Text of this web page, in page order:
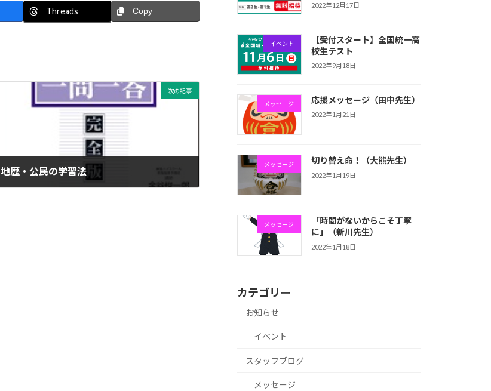
Threads Copy
次の記事
地歴・公民の学習法
2022年12月17日
イベント
【受付スタート】全国統一高
校生テスト
2022年9月18日
メッセージ 応援メッセージ（田中先生）
2022年1月21日
メッセージ 切り替え命！（大熊先生）
2022年1月19日
メッセージ
「時間がないからこそ丁寧
に」（新川先生）
2022年1月18日
カテゴリー
お知らせ
イベント
スタッフブログ
メッセージ